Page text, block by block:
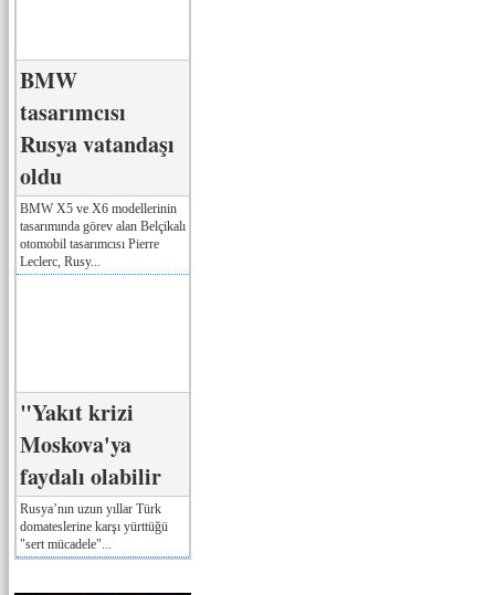
BMW
tasarımcısı
Rusya vatandaşı
oldu
BMW X5 ve X6 modellerinin
tasarımında görev alan Belçikalı
otomobil tasarımcısı Pierre
Leclerc, Rusy...
"Yakıt krizi
Moskova'ya
faydalı olabilir
Rusya’nın uzun yıllar Türk
domateslerine karşı yürttüğü
"sert mücadele"...